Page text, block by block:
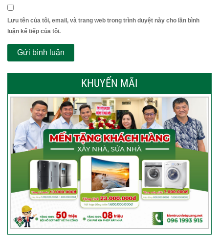
Lưu tên của tôi, email, và trang web trong trình duyệt này cho lần bình
luận kế tiếp của tôi.
KHUYẾN MÃI